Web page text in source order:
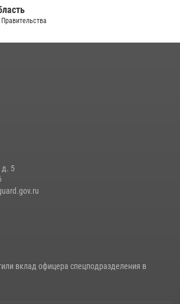
свои двери для школьников в Подмосковье
д. 5
вклад офицера спецподразделения в